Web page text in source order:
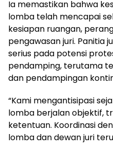
Ia memastikan bahwa
lomba telah mencapai
kesiapan ruangan,
pengawasan juri. Panitia
serius pada potensi
pendamping, terutama
dan pendampingan
“Kami mengantisipasi
lomba berjalan objektif,
ketentuan. Koordinasi
lomba dan dewan juri